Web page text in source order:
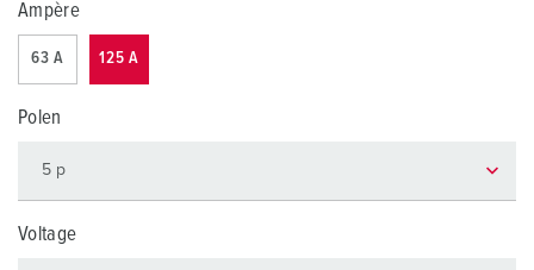
Ampère
63 A 125 A
Polen
Voltage